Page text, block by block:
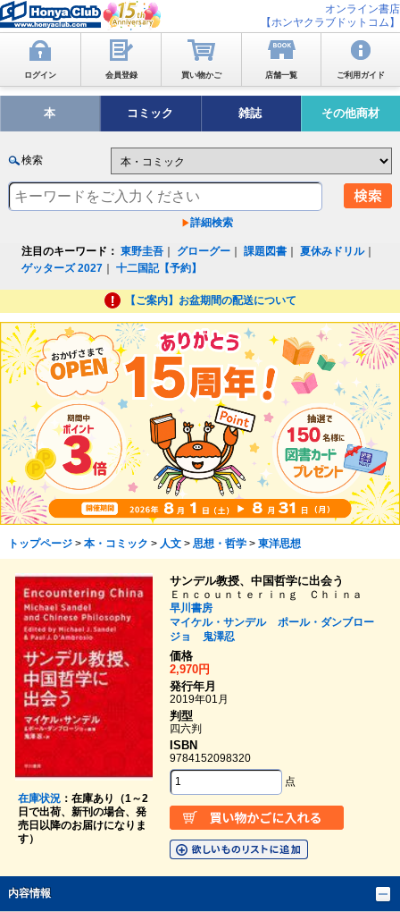
オンライン書店
【ホンヤクラブドットコム】
ログイン 会員登録 買い物かご 店舗一覧 ご利用ガイド
本 コミック 雑誌 その他商材
検索
詳細検索
注目のキーワード： 東野圭吾 グローグー ｜課題図書 ｜夏休みドリル｜
ゲッターズ 2027 ｜十二国記【予約】
【ご案内】お盆期間の配送について
トップページ> 本・コミック > 人文> 思想・哲学> 東洋思想
在庫状況：在庫あり（1～2
日で出荷、新刊の場合、発
売日以降のお届けになりま
す）
サンデル教授、中国哲学に出会う
Ｅｎｃｏｕｎｔｅｒｉｎｇ Ｃｈｉｎａ
早川書房
マイケル・サンデル
ポール・ダンブロー
ジョ
鬼澤忍
価格
2,970円
発行年月
2019年01月
判型
四六判
ISBN
9784152098320
点
内容情報